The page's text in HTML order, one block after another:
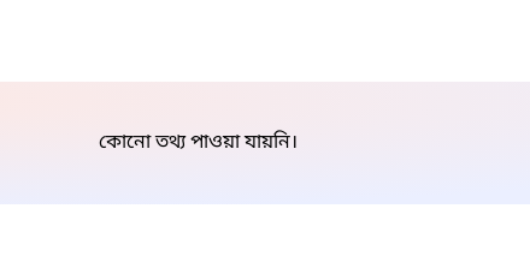
কোনো তথ্য পাওয়া যায়নি।